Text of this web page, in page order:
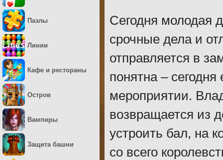
Сегодня молодая
срочные дела и
отправляется в
понятна –
мероприятии.
возвращается из
устроить бал, на
со всего
Пазлы
Линии
Кафе и рестораны
Остров
Вампиры
Защита башни